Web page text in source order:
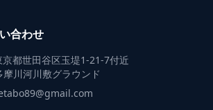
合わせ
京都世田谷区玉堤1-21-7付近
摩川河川敷グラウンド